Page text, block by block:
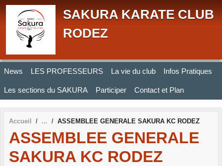
SAKURA KARATE CLUB
RODEZ
News LES PROFESSEURS La vie du club Infos Pratiques
Les sections du SAKURA Participer Contact et Plan
Accueil ASSEMBLEE GENERALE SAKURA KC RODEZ
ASSEMBLEE GENERALE
SAKURA KC RODEZ
Panneau de gestion des cookies